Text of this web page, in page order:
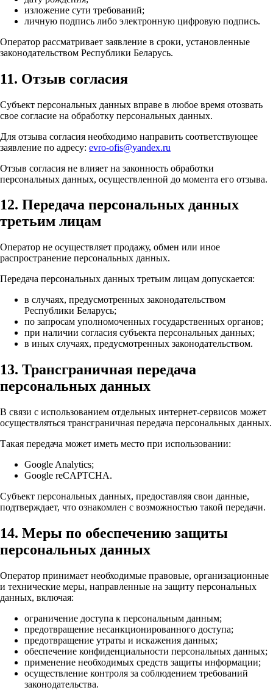
изложение сути требований;
личную подпись либо электронную цифровую подпись.
Оператор рассматривает заявление в сроки, установленные
законодательством Республики Беларусь.
11. Отзыв согласия
Субъект персональных данных вправе в любое время отозвать
свое согласие на обработку персональных данных.
Для отзыва согласия необходимо направить соответствующее
заявление по адресу: evro-ofis@yandex.ru
Отзыв согласия не влияет на законность обработки
персональных данных, осуществленной до момента его отзыва.
12. Передача персональных данных
третьим лицам
Оператор не осуществляет продажу, обмен или иное
распространение персональных данных.
Передача персональных данных третьим лицам допускается:
в случаях, предусмотренных законодательством
Республики Беларусь;
по запросам уполномоченных государственных органов;
при наличии согласия субъекта персональных данных;
в иных случаях, предусмотренных законодательством.
13. Трансграничная передача
персональных данных
В связи с использованием отдельных интернет-сервисов может
осуществляться трансграничная передача персональных данных.
Такая передача может иметь место при использовании:
Google Analytics;
Google reCAPTCHA.
Субъект персональных данных, предоставляя свои данные,
подтверждает, что ознакомлен с возможностью такой передачи.
14. Меры по обеспечению защиты
персональных данных
Оператор принимает необходимые правовые, организационные
и технические меры, направленные на защиту персональных
данных, включая:
ограничение доступа к персональным данным;
предотвращение несанкционированного доступа;
предотвращение утраты и искажения данных;
обеспечение конфиденциальности персональных данных;
применение необходимых средств защиты информации;
осуществление контроля за соблюдением требований
законодательства.